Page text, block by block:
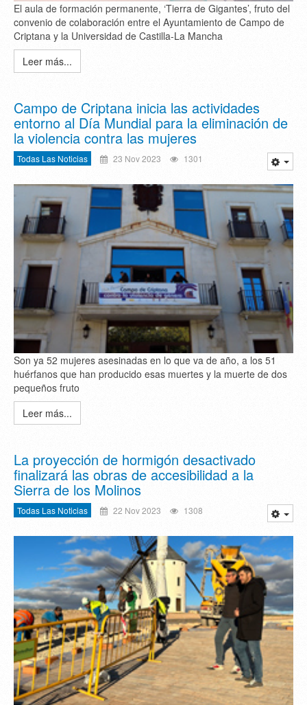
El aula de formación permanente, ‘Tierra de Gigantes’, fruto del
convenio de colaboración entre el Ayuntamiento de Campo de
Criptana y la Universidad de Castilla-La Mancha
Leer más...
Campo de Criptana inicia las actividades
entorno al Día Mundial para la eliminación de
la violencia contra las mujeres
Todas Las Noticias 23 Nov 2023 1301
Son ya 52 mujeres asesinadas en lo que va de año, a los 51
huérfanos que han producido esas muertes y la muerte de dos
pequeños fruto
Leer más...
La proyección de hormigón desactivado
finalizará las obras de accesibilidad a la
Sierra de los Molinos
Todas Las Noticias 22 Nov 2023 1308